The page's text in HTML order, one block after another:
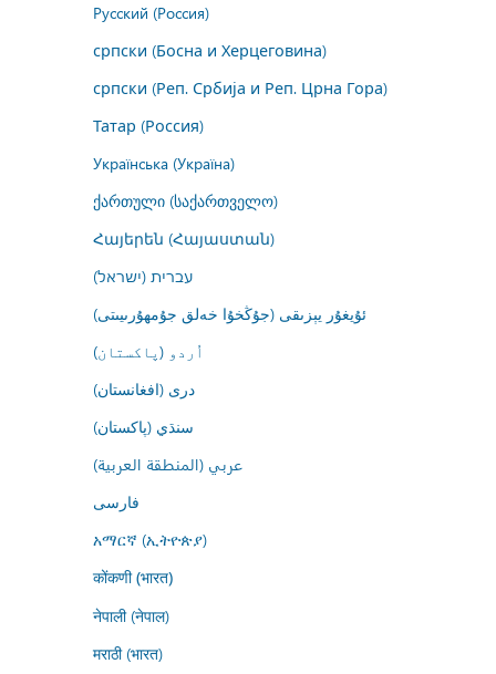
Русский (Россия)
српски (Босна и Херцеговина)
српски (Реп. Србија и Реп. Црна Гора)
Татар (Россия)
Українська (Україна)
ქართული (საქართველო)
Հայերեն (Հայաստան)
עברית (ישראל)
ئۇيغۇر يېزىقى (جۇڭخۇا خەلق جۇمھۇرىيىتى)
اُردو (پاکستان)
درى (افغانستان)
سنڌي (پاکستان)
عربي (المنطقة العربية)
فارسى
አማርኛ (ኢትዮጵያ)
कोंकणी (भारत)
नेपाली (नेपाल)
मराठी (भारत)